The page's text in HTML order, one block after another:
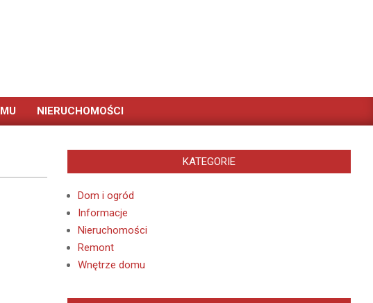
NIERUCHOMOŚCI
KATEGORIE
Dom i ogród
Informacje
Nieruchomości
Remont
Wnętrze domu